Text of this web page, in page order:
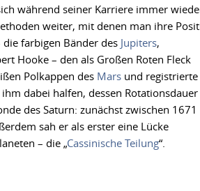
während seiner Karriere immer
weiter, mit denen man ihre
farbigen Bänder des Jupiters,
Hooke – den als Großen Roten Fleck
Polkappen des Mars und registrierte
dabei halfen, dessen Rotationsdauer
des Saturn: zunächst zwischen 1671
sah er als erster eine Lücke
– die „Cassinische Teilung“.